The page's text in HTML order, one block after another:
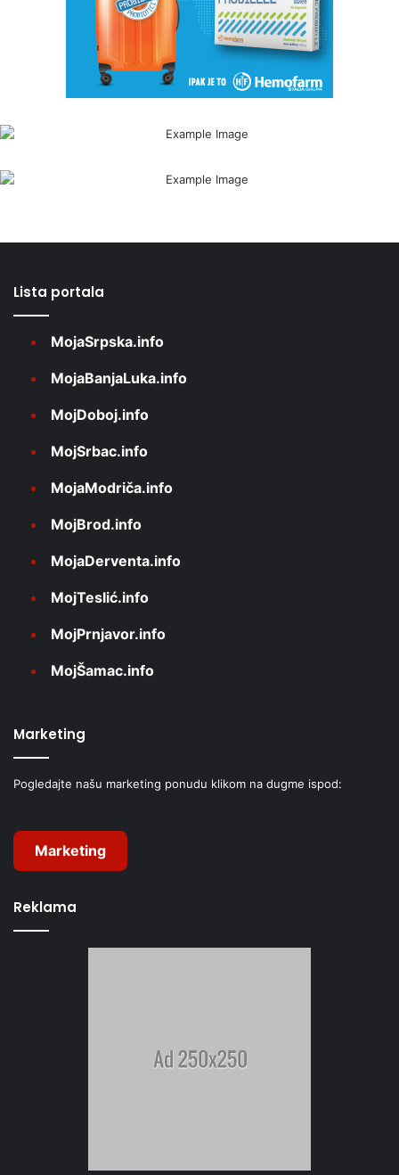
Lista portala
MojaSrpska.info
MojaBanjaLuka.info
MojDoboj.info
MojSrbac.info
MojaModriča.info
MojBrod.info
MojaDerventa.info
MojTeslić.info
MojPrnjavor.info
MojŠamac.info
Marketing
Pogledajte našu marketing ponudu klikom na dugme ispod:
Marketing
Reklama